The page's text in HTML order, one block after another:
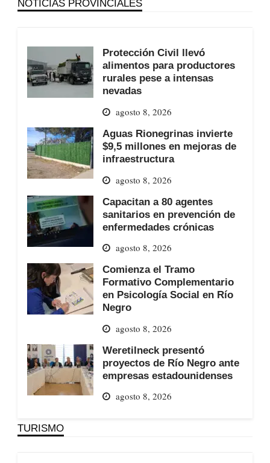
NOTICIAS PROVINCIALES
Protección Civil llevó
alimentos para productores
rurales pese a intensas
nevadas
agosto 8, 2026
Aguas Rionegrinas invierte
$9,5 millones en mejoras de
infraestructura
agosto 8, 2026
Capacitan a 80 agentes
sanitarios en prevención de
enfermedades crónicas
agosto 8, 2026
Comienza el Tramo
Formativo Complementario
en Psicología Social en Río
Negro
agosto 8, 2026
Weretilneck presentó
proyectos de Río Negro ante
empresas estadounidenses
agosto 8, 2026
TURISMO